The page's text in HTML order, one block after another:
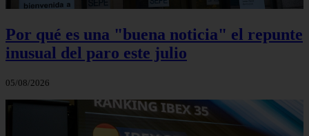
Por qué es una "buena noticia" el repunte
inusual del paro este julio
05/08/2026